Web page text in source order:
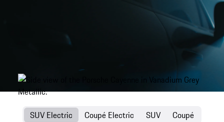
SUV Electric Coupé Electric SUV Coupé